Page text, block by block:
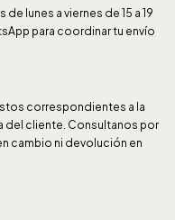
lunes a viernes de 15 a 19
para coordinar tu envío
correspondientes a la
del cliente. Consultanos por
cambio ni devolución en